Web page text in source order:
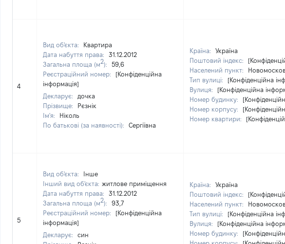
4
Вид об'єкта:
Квартира
Дата набуття права:
31.12.2012
Загальна площа (м2):
59,6
Реєстраційний номер:
[Конфіденційна
інформація]
Декларує:
дочка
Прізвище:
Рєзнік
Ім'я:
Ніколь
По батькові (за наявності):
Сергіївна
Країна:
Україна
Поштовий індекс:
Населений пункт:
Тип вулиці:
[Конфіденційна
Вулиця:
[Конфіденційна
Номер будинку:
Номер корпусу:
Номер квартири:
5
Вид об'єкта:
Інше
Інший вид об'єкта: житлове приміщення
Дата набуття права:
31.12.2012
Загальна площа (м2):
93,7
Реєстраційний номер:
[Конфіденційна
інформація]
Декларує:
син
Країна:
Україна
Поштовий індекс:
Населений пункт:
Тип вулиці:
[Конфіденційна
Вулиця:
[Конфіденційна
Номер будинку: